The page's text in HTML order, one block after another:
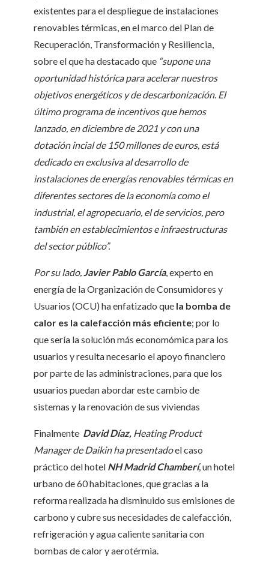
existentes para el despliegue de instalaciones
renovables térmicas, en el marco del Plan de
Recuperación, Transformación y Resiliencia,
sobre el que ha destacado que “supone una
oportunidad histórica para acelerar nuestros
objetivos energéticos y de descarbonización. El
último programa de incentivos que hemos
lanzado, en diciembre de 2021 y con una
dotación incial de 150 millones de euros, está
dedicado en exclusiva al desarrollo de
instalaciones de energías renovables térmicas en
diferentes sectores de la economía como el
industrial, el agropecuario, el de servicios, pero
también en establecimientos e infraestructuras
del sector público”.
Por su lado,Javier Pablo García, experto en
energía de la Organización de Consumidores y
Usuarios (OCU) ha enfatizado que la bomba de
calor es la calefacción más eficiente; por lo
que sería la solución más economómica para los
usuarios y resulta necesario el apoyo financiero
por parte de las administraciones, para que los
usuarios puedan abordar este cambio de
sistemas y la renovación de sus viviendas
Finalmente David Díaz, Heating Product
Manager de Daikin ha presentadoel caso
práctico del hotel NH Madrid Chamberí, un hotel
urbano de 60 habitaciones, que gracias a la
reforma realizada ha disminuido sus emisiones de
carbono y cubre sus necesidades de calefacción,
refrigeración y agua caliente sanitaria con
bombas de calor y aerotérmia.